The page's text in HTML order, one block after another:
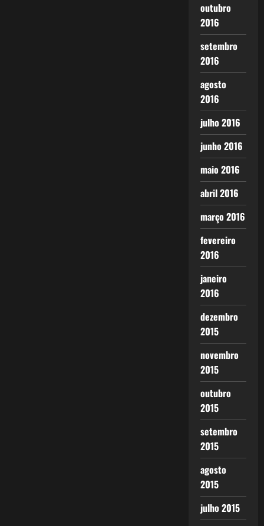
outubro
2016
setembro
2016
agosto
2016
julho 2016
junho 2016
maio 2016
abril 2016
março 2016
fevereiro
2016
janeiro
2016
dezembro
2015
novembro
2015
outubro
2015
setembro
2015
agosto
2015
julho 2015